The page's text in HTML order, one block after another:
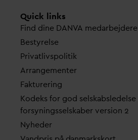
Quick links
Find dine DANVA medarbejdere
Bestyrelse
Privatlivspolitik
Arrangementer
Fakturering
Kodeks for god
forsyningsselskaber version 2
Nyheder